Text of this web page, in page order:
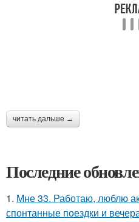
читать дальше →
Последние
1. Мне 33. Работаю, люблю
спонтанные поездки и